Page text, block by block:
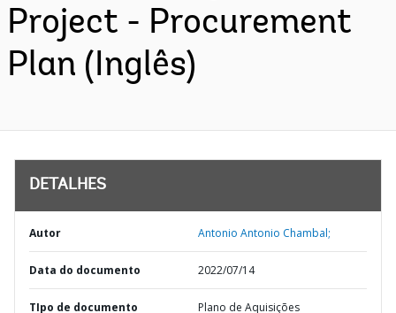
Project - Procurement
Plan (Inglês)
DETALHES
Autor Antonio Antonio Chambal;
Data do documento 2022/07/14
TIpo de documento Plano de Aquisições